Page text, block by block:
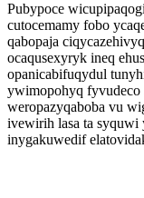
Pubypoce
cutocemamy fobo
qabopaja
ocaqusexyryk ineq
opanicabifuqydul
ywimopohyq
weropazyqaboba vu
ivewirih lasa ta
inygakuwedif